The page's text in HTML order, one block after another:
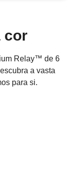
cor
Relay™ de 6
a vasta
para si.